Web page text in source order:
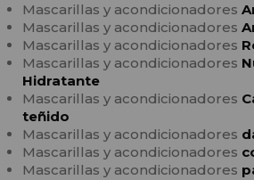
Mascarillas y acondicionadores
Mascarillas y acondicionadores
Mascarillas y acondicionadores
Mascarillas y acondicionadores
Hidratante
Mascarillas y acondicionadores
teñido
Mascarillas y acondicionadores
Mascarillas y acondicionadores
Mascarillas y acondicionadores